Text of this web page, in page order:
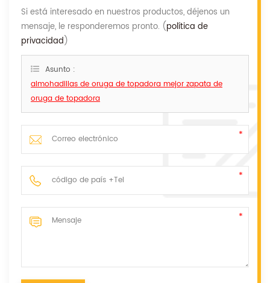
Si está interesado en nuestros productos, déjenos un
mensaje, le responderemos pronto. (política de
privacidad)
Asunto :
almohadillas de oruga de topadora mejor zapata de
oruga de topadora